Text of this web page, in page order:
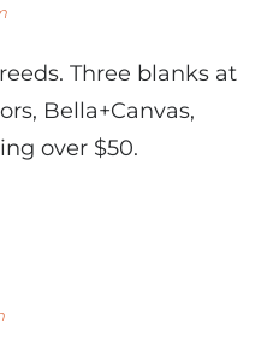
Three blanks at
Bella+Canvas,
over $50.